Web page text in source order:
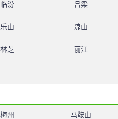
临汾 吕梁
乐山 凉山
林芝 丽江
梅州 马鞍山